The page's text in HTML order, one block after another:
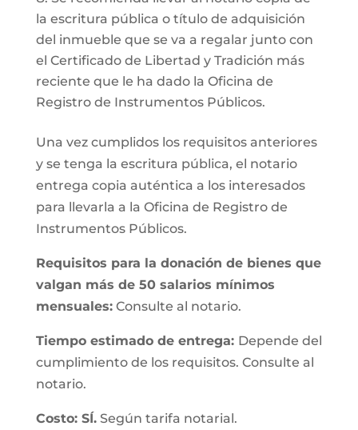
la escritura pública o título de adquisición
del inmueble que se va a regalar junto con
el Certificado de Libertad y Tradición más
reciente que le ha dado la Oficina de
Registro de Instrumentos Públicos.
Una vez cumplidos los requisitos anteriores
y se tenga la escritura pública, el notario
entrega copia auténtica a los interesados
para llevarla a la Oficina de Registro de
Instrumentos Públicos.
Requisitos para la donación de bienes que
valgan más de 50 salarios mínimos
mensuales:Consulte al notario.
Tiempo estimado de entrega: Depende del
cumplimiento de los requisitos. Consulte al
notario.
Costo: SÍ.Según tarifa notarial.